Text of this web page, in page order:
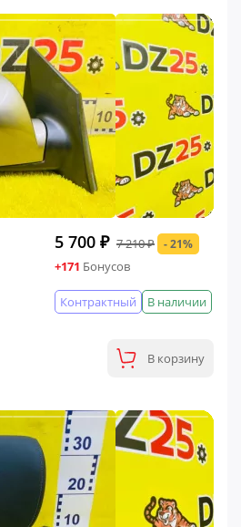
5 700 ₽ 7 210 ₽ - 21%
+171 Бонусов
В наличии
Контрактный
В корзину